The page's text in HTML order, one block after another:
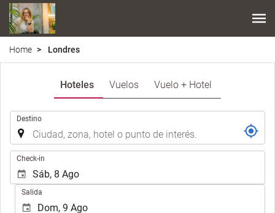
Home Londres
Hoteles Vuelos Vuelo + Hotel
Destino
Check-in
Salida